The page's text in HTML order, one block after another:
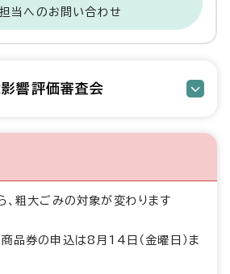
当へのお問い合わせ
響評価審査会
粗大ごみの対象が変わります
品券の申込は8月14日（金曜日）ま